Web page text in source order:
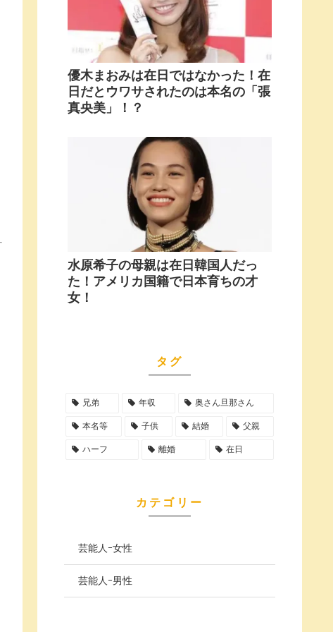
優木まおみは在日ではなかった！在
日だとウワサされたのは本名の「張
真央美」！？
水原希子の母親は在日韓国人だっ
た！アメリカ国籍で日本育ちの才
女！
タグ
兄弟 年収 奥さん旦那さん
本名等 子供 結婚 父親
ハーフ 離婚 在日
カテゴリー
芸能人ｰ女性
芸能人ｰ男性